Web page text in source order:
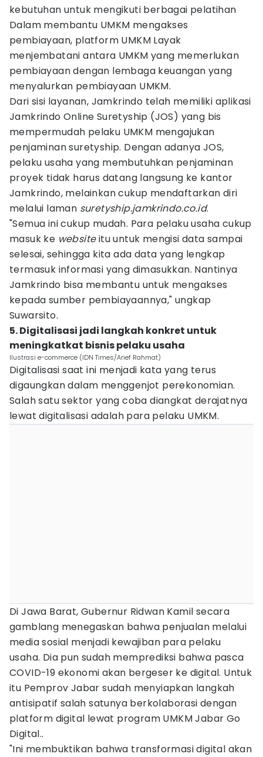
kebutuhan untuk mengikuti berbagai pelatihan
Dalam membantu UMKM mengakses
pembiayaan, platform UMKM Layak
menjembatani antara UMKM yang memerlukan
pembiayaan dengan lembaga keuangan yang
menyalurkan pembiayaan UMKM.
Dari sisi layanan, Jamkrindo telah memiliki aplikasi
Jamkrindo Online Suretyship (JOS) yang bis
mempermudah pelaku UMKM mengajukan
penjaminan suretyship. Dengan adanya JOS,
pelaku usaha yang membutuhkan penjaminan
proyek tidak harus datang langsung ke kantor
Jamkrindo, melainkan cukup mendaftarkan diri
melalui laman suretyship.jamkrindo.co.id.
"Semua ini cukup mudah. Para pelaku usaha cukup
masuk ke websiteitu untuk mengisi data sampai
selesai, sehingga kita ada data yang lengkap
termasuk informasi yang dimasukkan. Nantinya
Jamkrindo bisa membantu untuk mengakses
kepada sumber pembiayaannya," ungkap
Suwarsito.
5. Digitalisasi jadi langkah konkret untuk
meningkatkat bisnis pelaku usaha
Ilustrasi e-commerce (IDN Times/Arief Rahmat)
Digitalisasi saat ini menjadi kata yang terus
digaungkan dalam menggenjot perekonomian.
Salah satu sektor yang coba diangkat derajatnya
lewat digitalisasi adalah para pelaku UMKM.
Di Jawa Barat, Gubernur Ridwan Kamil secara
gamblang menegaskan bahwa penjualan melalui
media sosial menjadi kewajiban para pelaku
usaha. Dia pun sudah memprediksi bahwa pasca
COVID-19 ekonomi akan bergeser ke digital. Untuk
itu Pemprov Jabar sudah menyiapkan langkah
antisipatif salah satunya berkolaborasi dengan
platform digital lewat program UMKM Jabar Go
Digital..
"Ini membuktikan bahwa transformasi digital akan